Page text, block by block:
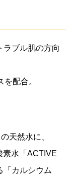
ラブル肌の方向
配合。
天然水に、
水「ACTIVE
「カルシウム